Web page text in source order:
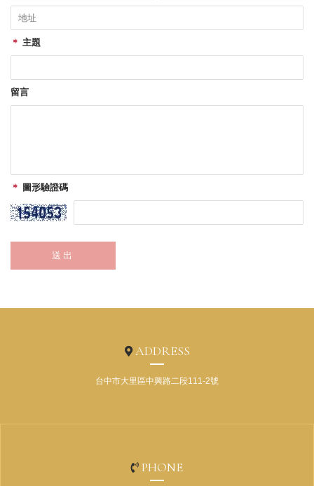
＊ 主題
留言
＊ 圖形驗證碼
送出
ADDRESS
台中市大里區中興路二段111-2號
PHONE